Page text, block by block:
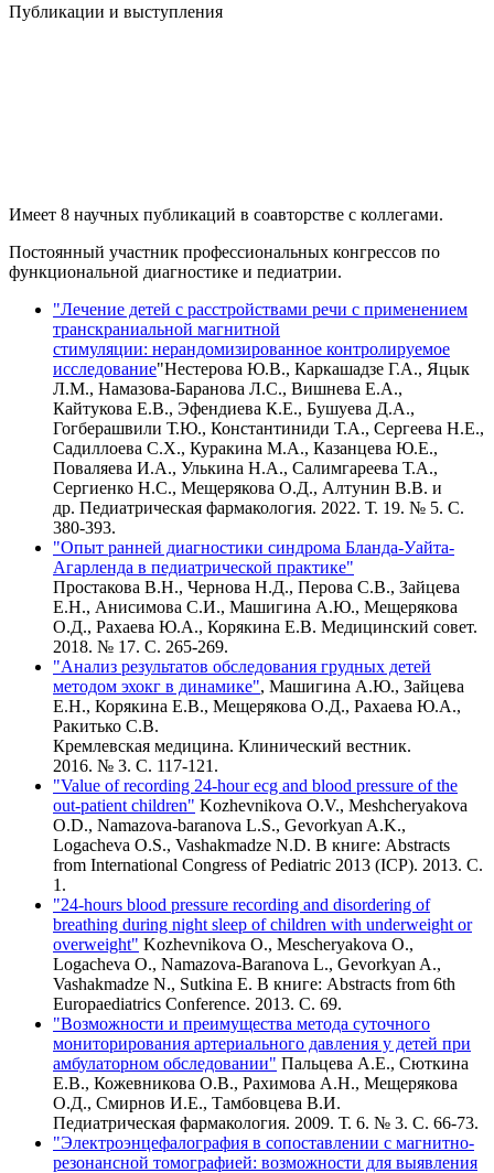
Публикации и выступления
Имеет 8 научных публикаций в соавторстве с коллегами.
Постоянный участник профессиональных конгрессов по
функциональной диагностике и педиатрии.
"Лечение детей с расстройствами речи с применением
транскраниальной магнитной
стимуляции: нерандомизированное контролируемое
исследование"Нестерова Ю.В., Каркашадзе Г.А., Яцык
Л.М., Намазова-Баранова Л.С., Вишнева Е.А.,
Кайтукова Е.В., Эфендиева К.Е., Бушуева Д.А.,
Гогберашвили Т.Ю., Константиниди Т.А., Сергеева Н.Е.,
Садиллоева С.Х., Куракина М.А., Казанцева Ю.Е.,
Поваляева И.А., Улькина Н.А., Салимгареева Т.А.,
Сергиенко Н.С., Мещерякова О.Д., Алтунин В.В. и
др. Педиатрическая фармакология. 2022. Т. 19. № 5. С.
380-393.
"Опыт ранней диагностики синдрома Бланда-Уайта-
Агарленда в педиатрической практике"
Простакова В.Н., Чернова Н.Д., Перова С.В., Зайцева
Е.Н., Анисимова С.И., Машигина А.Ю., Мещерякова
О.Д., Рахаева Ю.А., Корякина Е.В. Медицинский совет.
2018. № 17. С. 265-269.
"Анализ результатов обследования грудных детей
методом эхокг в динамике", Машигина А.Ю., Зайцева
Е.Н., Корякина Е.В., Мещерякова О.Д., Рахаева Ю.А.,
Ракитько С.В.
Кремлевская медицина. Клинический вестник.
2016. № 3. С. 117-121.
"Value of recording 24-hour ecg and blood pressure of the
out-patient children" Kozhevnikova O.V., Meshcheryakova
O.D., Namazova-baranova L.S., Gevorkyan A.K.,
Logacheva O.S., Vashakmadze N.D. В книге: Abstracts
from International Congress of Pediatric 2013 (ICP). 2013. С.
1.
"24-hours blood pressure recording and disordering of
breathing during night sleep of children with underweight or
overweight" Kozhevnikova O., Mescheryakova O.,
Logacheva O., Namazova-Baranova L., Gevorkyan A.,
Vashakmadze N., Sutkina E. В книге: Abstracts from 6th
Europaediatrics Conference. 2013. С. 69.
"Возможности и преимущества метода суточного
мониторирования артериального давления у детей при
амбулаторном обследовании" Пальцева А.Е., Сюткина
Е.В., Кожевникова О.В., Рахимова А.Н., Мещерякова
О.Д., Смирнов И.Е., Тамбовцева В.И.
Педиатрическая фармакология. 2009. Т. 6. № 3. С. 66-73.
"Электроэнцефалография в сопоставлении с магнитно-
резонансной томографией: возможности для выявления